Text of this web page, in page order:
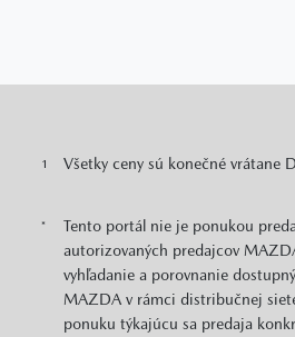
1 Všetky ceny sú konečné vrátane
*
Tento portál nie je ponukou
autorizovaných predajcov
vyhľadanie a porovnanie
MAZDA v rámci distribučnej
ponuku týkajúcu sa predaja